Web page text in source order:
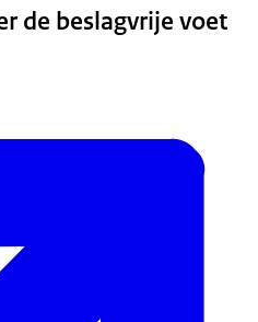
de beslagvrije voet